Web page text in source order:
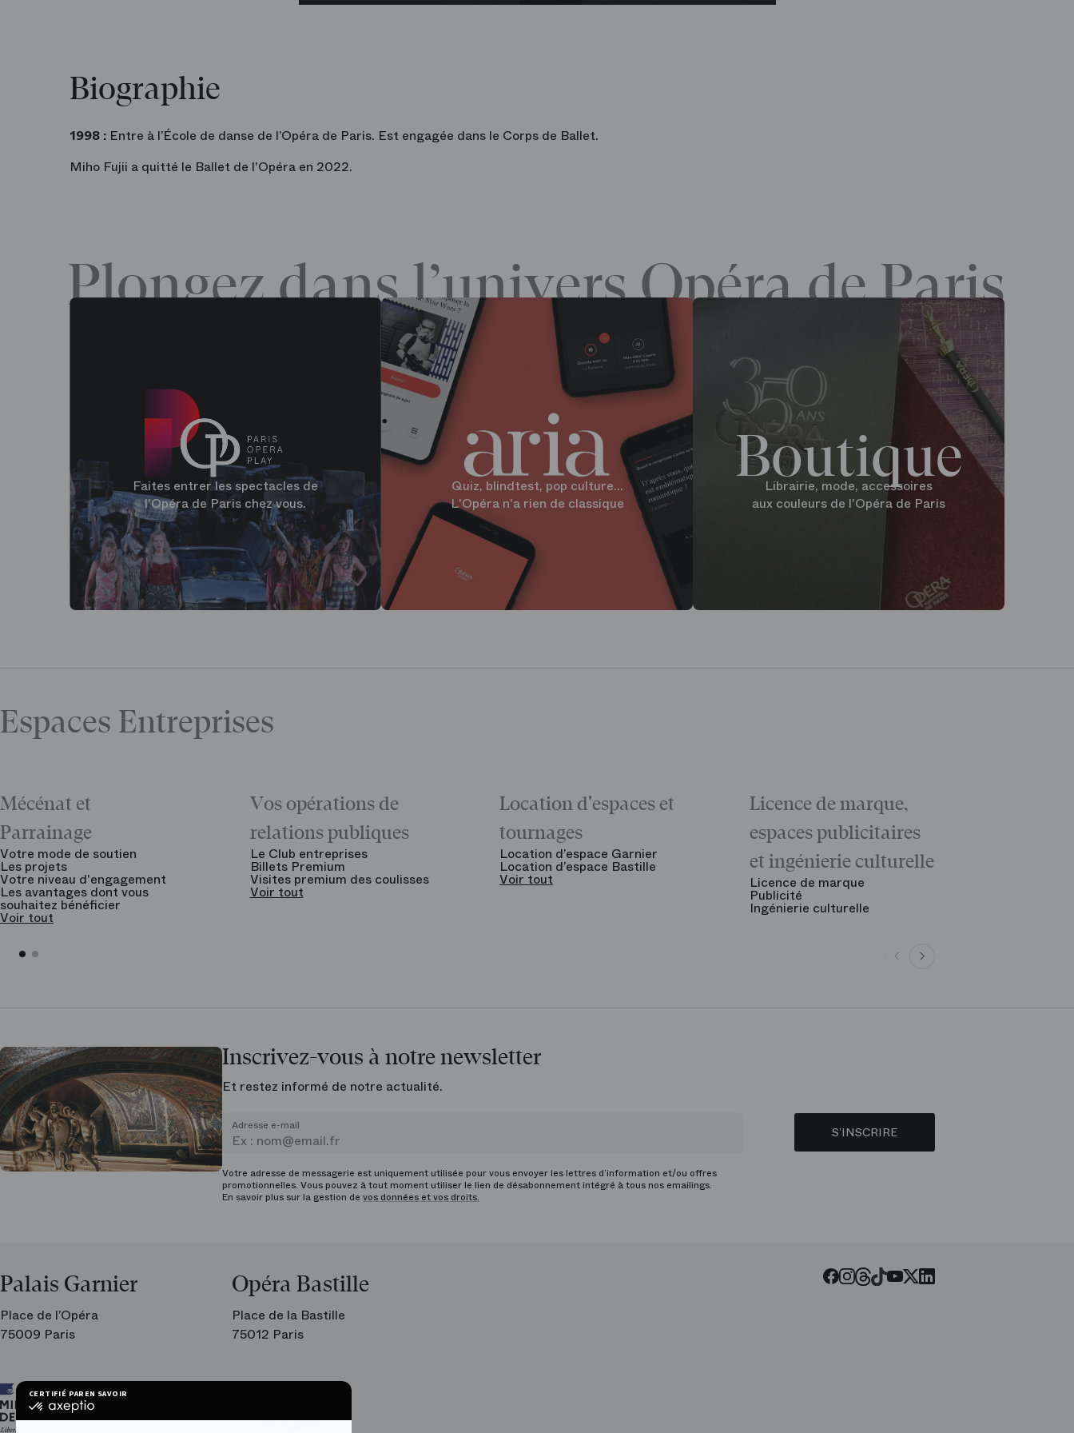
CERTIFIÉ PAR EN SAVOIR PLUS SUR
certifié
Biographie
1998 : Entre à l’École de danse de l’Opéra de Paris. Est engagée dans le Corps de Ballet.
Miho Fujii a quitté le Ballet de l'Opéra en 2022.
Plongez dans l’univers Opéra de Paris
Faites entrer les spectacles de
l'Opéra de Paris chez vous.
Quiz, blindtest, pop culture...
L'Opéra n'a rien de classique
Boutique
Librairie, mode, accessoires
aux couleurs de l'Opéra de Paris
Espaces Entreprises
Mécénat et
Parrainage
Votre mode de soutien
Les projets
Votre niveau d'engagement
Les avantages dont vous
souhaitez bénéficier
Voir tout
Vos opérations de
relations publiques
Le Club entreprises
Billets Premium
Visites premium des coulisses
Voir tout
Location d'espaces et
tournages
Location d’espace Garnier
Location d’espace Bastille
Voir tout
Licence de marque,
espaces publicitaires
et ingénierie culturelle
Licence de marque
Publicité
Ingénierie culturelle
Inscrivez-vous à notre newsletter
Et restez informé de notre actualité.
Adresse e-mail
Votre adresse de messagerie est uniquement utilisée pour vous envoyer les lettres d’information et/ou offres
promotionnelles. Vous pouvez à tout moment utiliser le lien de désabonnement intégré à tous nos emailings.
En savoir plus sur la gestion de vos données et vos droits.
S’INSCRIRE
Palais Garnier
Place de l’Opéra
75009 Paris
Opéra Bastille
Place de la Bastille
75012 Paris
Arop
de
Facebook
Instagram
Threads
Tiktok
Youtube
Twitter
LinkedIn